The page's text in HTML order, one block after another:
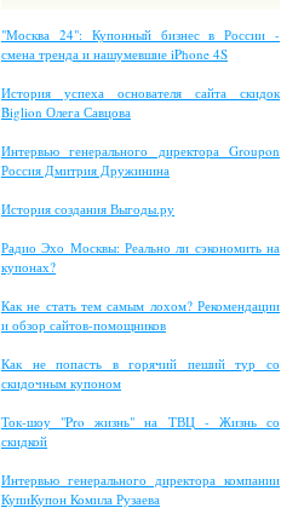
"Москва 24": Купонный бизнес в России -
смена тренда и нашумевшие iPhone 4S
История успеха основателя сайта скидок
Biglion Олега Савцова
Интервью генерального директора Groupon
Россия Дмитрия Дружинина
История создания Выгоды.ру
Радио Эхо Москвы: Реально ли сэкономить на
купонах?
Как не стать тем самым лохом? Рекомендации
и обзор сайтов-помощников
Как не попасть в горячий пеший тур со
скидочным купоном
Ток-шоу "Pro жизнь" на ТВЦ - Жизнь со
скидкой
Интервью генерального директора компании
КупиКупон Комила Рузаева